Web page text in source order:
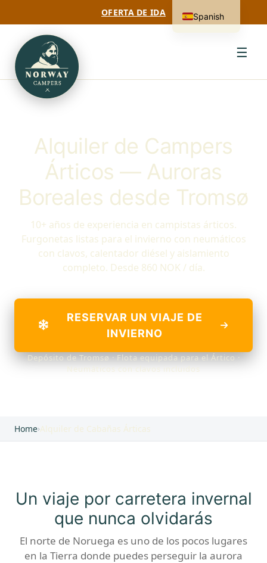
OFERTA DE IDA
☰
Alquiler de Campers
Árticos — Auroras
Boreales desde Tromsø
10+ años de experiencia en campistas árticos.
Furgonetas listas para el invierno con neumáticos
con clavos, calentador diésel y aislamiento
completo. Desde 860 NOK / día.
RESERVAR UN VIAJE DE
INVIERNO
Depósito de Tromsø · Flota equipada para el Ártico ·
Neumáticos con clavos incluidos
Home›Alquiler de Cabañas Árticas
Un viaje por carretera invernal
que nunca olvidarás
El norte de Noruega es uno de los pocos lugares
en la Tierra donde puedes perseguir la aurora
Spanish